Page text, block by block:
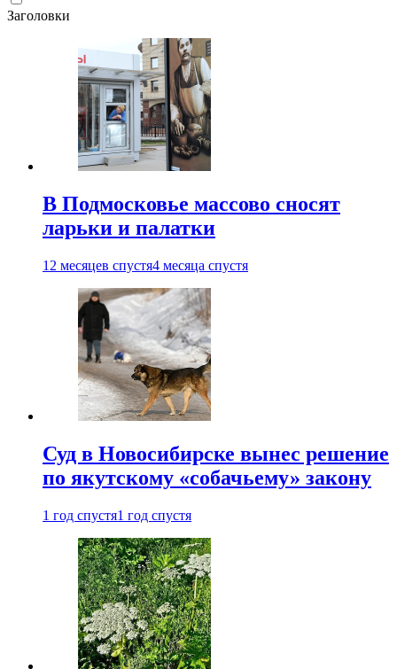
Заголовки
В Подмосковье массово сносят
ларьки и палатки
12 месяцев спустя4 месяца спустя
Суд в Новосибирске вынес решение
по якутскому «собачьему» закону
1 год спустя1 год спустя